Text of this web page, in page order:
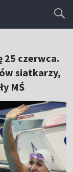
25 czerwca.
siatkarzy,
MŚ